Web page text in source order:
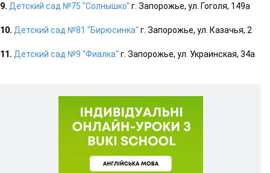
9. Детский сад №75 "Солнышко" г. Запорожье, ул. Гоголя, 149а
10. Детский сад №81 "Бирюсинка" г. Запорожье, ул. Казачья, 2
11. Детский сад №9 "Фиалка" г. Запорожье, ул. Украинская, 34а